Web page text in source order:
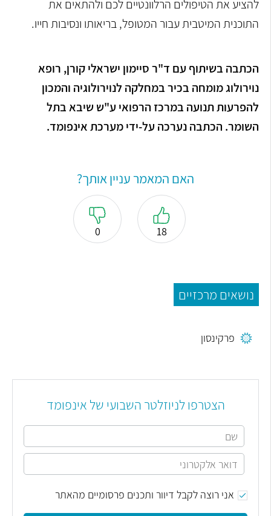
להציע את הטיפולים הרלוונטיים לכם ולהתאים את
התוכנית המיטבית עבור המטופל, בריאותו ונסיבות חייו.
הכתבה בשיתוף עם ד"ר סיימון ישראלי קורן, רופא
נוירולוג מומחה בכיר במחלקה לנוירולוגיה והמכון
להפרעות תנועה במרכז הרפואי ע"ש שיבא בתל
השומר. הכתבה נערכה על-ידי מערכת אינפומד.
האם המאמר עניין אותך?
18
0
נושאים מרכזיים
פרקינסון
הצטרפו לניוזלטר השבועי של אינפומד
אני רוצה לקבל דיוור ותכנים פרסומיים מהאתר